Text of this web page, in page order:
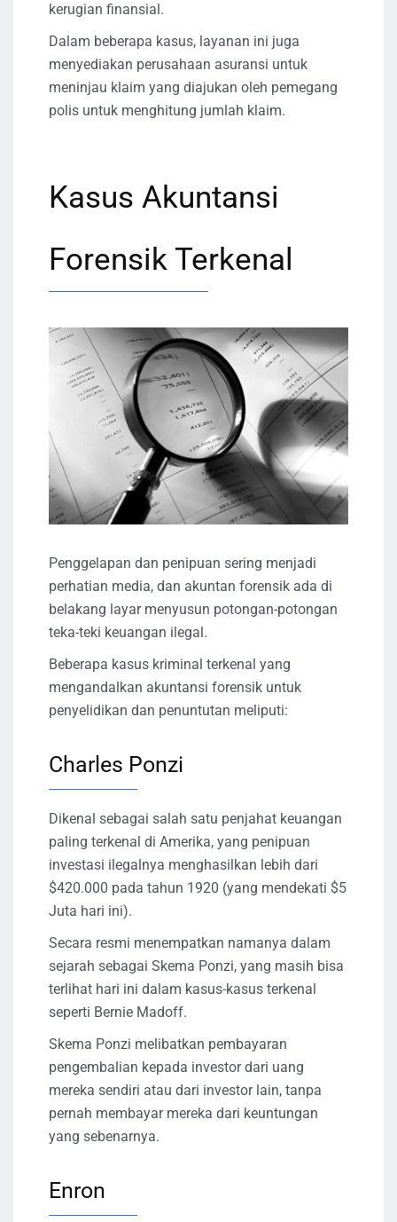
kerugian finansial.
Dalam beberapa kasus, layanan ini juga
menyediakan perusahaan asuransi untuk
meninjau klaim yang diajukan oleh pemegang
polis untuk menghitung jumlah klaim.
Kasus Akuntansi
Forensik Terkenal
Penggelapan dan penipuan sering menjadi
perhatian media, dan akuntan forensik ada di
belakang layar menyusun potongan-potongan
teka-teki keuangan ilegal.
Beberapa kasus kriminal terkenal yang
mengandalkan akuntansi forensik untuk
penyelidikan dan penuntutan meliputi:
Charles Ponzi
Dikenal sebagai salah satu penjahat keuangan
paling terkenal di Amerika, yang penipuan
investasi ilegalnya menghasilkan lebih dari
$420.000 pada tahun 1920 (yang mendekati $5
Juta hari ini).
Secara resmi menempatkan namanya dalam
sejarah sebagai Skema Ponzi, yang masih bisa
terlihat hari ini dalam kasus-kasus terkenal
seperti Bernie Madoff.
Skema Ponzi melibatkan pembayaran
pengembalian kepada investor dari uang
mereka sendiri atau dari investor lain, tanpa
pernah membayar mereka dari keuntungan
yang sebenarnya.
Enron